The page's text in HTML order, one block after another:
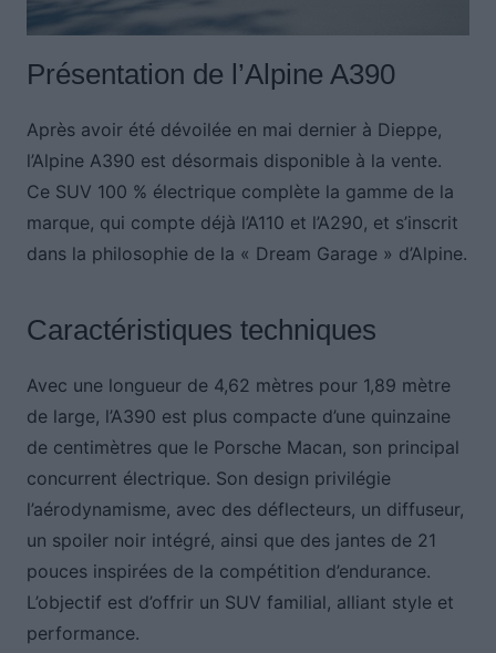
Présentation de l’Alpine A390
Après avoir été dévoilée en mai dernier à Dieppe,
l’Alpine A390 est désormais disponible à la vente.
Ce SUV 100 % électrique complète la gamme de la
marque, qui compte déjà l’A110 et l’A290, et s’inscrit
dans la philosophie de la « Dream Garage » d’Alpine.
Caractéristiques techniques
Avec une longueur de 4,62 mètres pour 1,89 mètre
de large, l’A390 est plus compacte d’une quinzaine
de centimètres que le Porsche Macan, son principal
concurrent électrique. Son design privilégie
l’aérodynamisme, avec des déflecteurs, un diffuseur,
un spoiler noir intégré, ainsi que des jantes de 21
pouces inspirées de la compétition d’endurance.
L’objectif est d’offrir un SUV familial, alliant style et
performance.